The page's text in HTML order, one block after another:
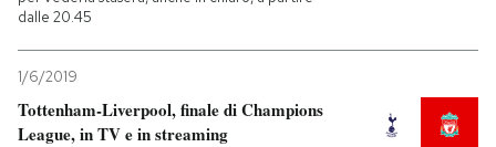
dalle 20.45
1/6/2019
Tottenham-Liverpool, finale di Champions
League, in TV e in streaming